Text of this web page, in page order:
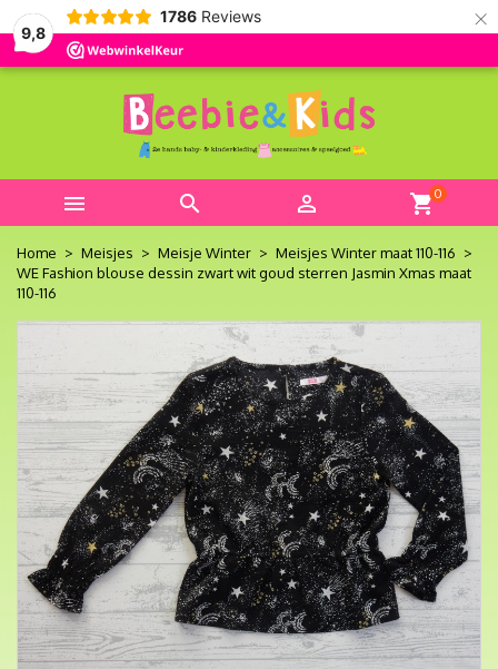
9,8
1786 Reviews ×
   shopping_cart0
Home Meisjes Meisje Winter
Meisjes Winter maat 110-116
WE Fashion blouse dessin zwart wit goud sterren Jasmin Xmas maat
110-116